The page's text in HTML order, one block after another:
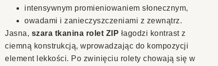
intensywnym promieniowaniem słonecznym,
owadami i zanieczyszczeniami z zewnątrz.
Jasna, szara tkanina rolet ZIP łagodzi kontrast z
ciemną konstrukcją, wprowadzając do kompozycji
element lekkości. Po zwinięciu rolety chowają się w